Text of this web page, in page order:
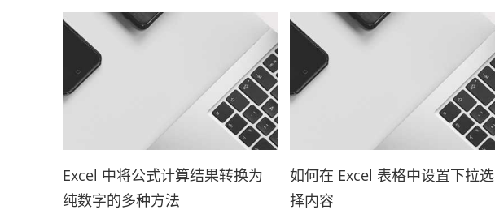
Excel 中将公式计算结果转换为
纯数字的多种方法
如何在 Excel 表格中设置下拉选
择内容